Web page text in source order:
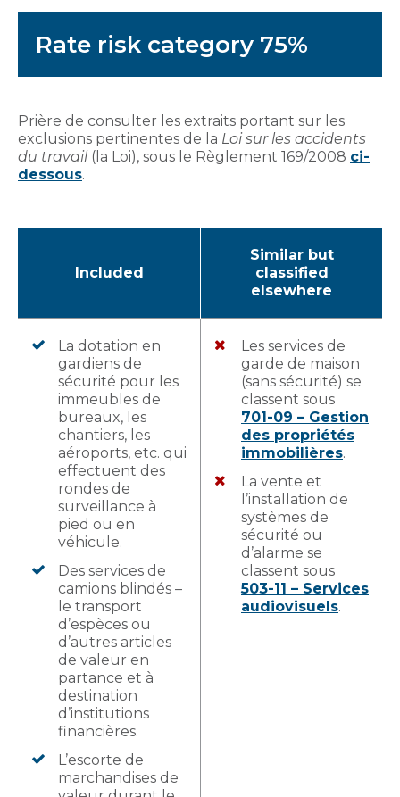
Rate risk category 75%
Prière de consulter les extraits portant sur les
exclusions pertinentes de la Loi sur les accidents
du travail (la Loi), sous le Règlement 169/2008 ci-
dessous.
Included
Similar but
classified
elsewhere
La dotation en
gardiens de
sécurité pour les
immeubles de
bureaux, les
chantiers, les
aéroports, etc. qui
effectuent des
rondes de
surveillance à
pied ou en
véhicule.
Des services de
camions blindés –
le transport
d’espèces ou
d’autres articles
de valeur en
partance et à
destination
d’institutions
financières.
L’escorte de
marchandises de
Les services de
garde de maison
(sans sécurité) se
classent sous
701-09 – Gestion
des propriétés
immobilières.
La vente et
l’installation de
systèmes de
sécurité ou
d’alarme se
classent sous
503-11 – Services
audiovisuels.